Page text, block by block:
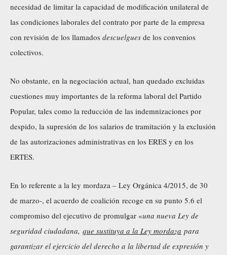
necesidad de limitar la capacidad de modificación unilateral de
las condiciones laborales del contrato por parte de la empresa
con revisión de los llamados descuelgues de los convenios
colectivos.
No obstante, en la negociación actual, han quedado excluidas
cuestiones muy importantes de la reforma laboral del Partido
Popular, tales como la reducción de las indemnizaciones por
despido, la supresión de los salarios de tramitación y la exclusión
de las autorizaciones administrativas en los ERES y en los
ERTES.
En lo referente a la ley mordaza – Ley Orgánica 4/2015, de 30
de marzo-, el acuerdo de coalición recoge en su punto 5.6 el
compromiso del ejecutivo de promulgar «una nueva Ley de
seguridad ciudadana, que sustituya a la Ley mordaza para
garantizar el ejercicio del derecho a la libertad de expresión y